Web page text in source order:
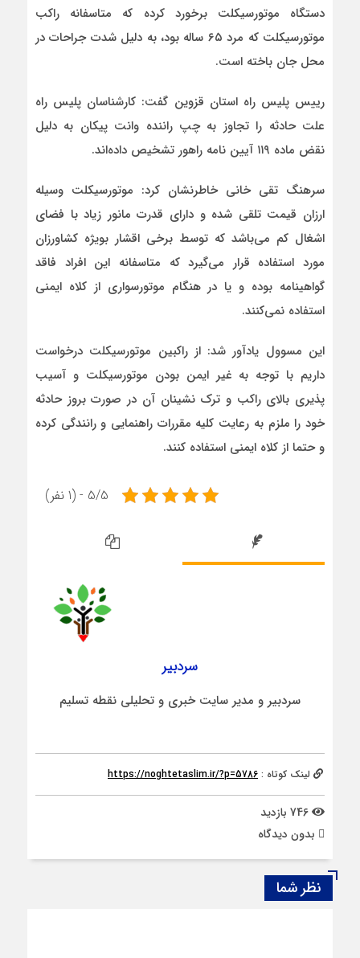
دستگاه موتورسیکلت برخورد کرده که متاسفانه راکب
موتورسیکلت که مرد ۶۵ ساله بود، به دلیل شدت جراحات در
محل جان باخته است.
رییس پلیس راه استان قزوین گفت: کارشناسان پلیس راه
علت حادثه را تجاوز به چپ راننده وانت پیکان به دلیل
نقض ماده ۱۱۹ آیین نامه راهور تشخیص داده‌اند.
سرهنگ تقی خانی خاطرنشان کرد: موتورسیکلت وسیله
ارزان قیمت تلقی شده و دارای قدرت مانور زیاد با فضای
اشغال کم می‌باشد که توسط برخی اقشار بویژه کشاورزان
مورد استفاده قرار می‌گیرد که متاسفانه این افراد فاقد
گواهینامه بوده و یا در هنگام موتورسواری از کلاه ایمنی
استفاده نمی‌کنند.
این مسوول یادآور شد: از راکبین موتورسیکلت درخواست
داریم با توجه به غیر ایمن بودن موتورسیکلت و آسیب
پذیری بالای راکب و ترک نشینان آن در صورت بروز حادثه
خود را ملزم به رعایت کلیه مقررات راهنمایی و رانندگی کرده
و حتما از کلاه ایمنی استفاده کنند.
5/5 - (1 نفر)
سردبیر
سردبیر و مدیر سایت خبری و تحلیلی نقطه تسلیم
لینک کوتاه : https://noghtetaslim.ir/?p=5786
بدون دیدگاه
نظر شما